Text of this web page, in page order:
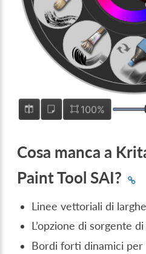
Cosa manca a
Paint Tool SAI?
Linee vettoriali di
L’opzione di sorgente
Bordi forti dinamici